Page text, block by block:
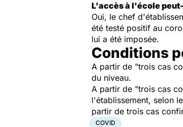
L'accès à l'école
Oui, le chef
été testé positif au
lui a été imposée.
Conditions
A partir de "trois cas
du niveau.
A partir de "trois cas
l'établissement, selon
partir de trois cas
COVID